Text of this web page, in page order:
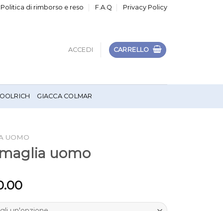
Politica di rimborso e reso F.A.Q Privacy Policy
ACCEDI CARRELLO
GIACCA COLMAR
UOMO
uomo